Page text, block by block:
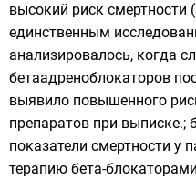
высокий риск смертности
единственным
анализировалось, когда
бетаадреноблокаторов
выявило повышенного
препаратов при выписке.;
показатели смертности у
терапию бета-